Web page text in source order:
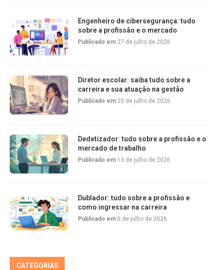
Engenheiro de cibersegurança: tudo
sobre a profissão e o mercado
Publicado em 27 de julho de 2026
Diretor escolar: saiba tudo sobre a
carreira e sua atuação na gestão
Publicado em 20 de julho de 2026
Dedetizador: tudo sobre a profissão e o
mercado de trabalho
Publicado em 13 de julho de 2026
Dublador: tudo sobre a profissão e
como ingressar na carreira
Publicado em 6 de julho de 2026
CATEGORIAS